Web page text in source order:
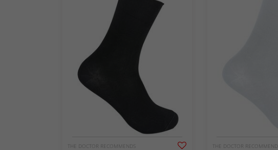
THE DOCTOR RECOMMENDS THE DOCTOR RECOMMENDS